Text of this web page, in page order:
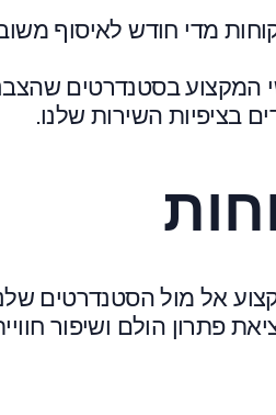
מדי חודש לאיסוף
המקצוע בסטנדרטים
בציפיות השירות שלנו.
אל מול הסטנדרטים
פתרון הולם ושיפור